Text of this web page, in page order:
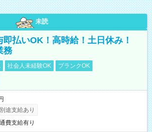
未読
払いOK！高時給！土日休み！
務
社会人未経験OK
ブランクOK
途支給あり
費支給有り